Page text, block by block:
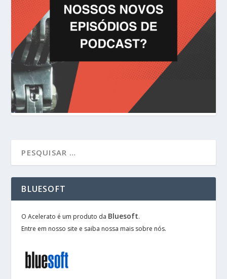
BLUESOFT
O Acelerato é um produto da Bluesoft.
Entre em nosso site e saiba nossa mais sobre nós.